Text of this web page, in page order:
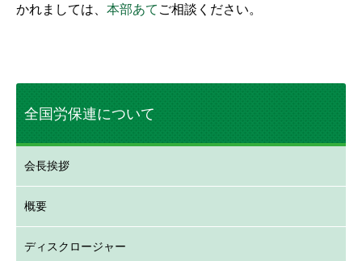
かれましては、 本部あて ご相談ください。
全国労保連について
会長挨拶
概要
ディスクロージャー